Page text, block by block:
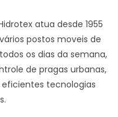
atua desde 1955
postos moveis de
os dias da semana,
de pragas urbanas,
tecnologias